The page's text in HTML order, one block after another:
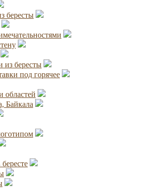
бересты
из бересты
под горячее
областей
Байкала